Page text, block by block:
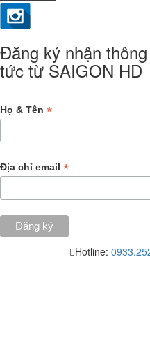
Đăng ký nhận
tức từ SAIGON HD
Họ & Tên *
Địa chỉ email *
Hotline: